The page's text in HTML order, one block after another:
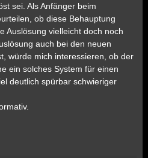
sei. Als Anfänger beim
ob diese Behauptung
Auslösung vielleicht doch noch
auch bei den neuen
würde mich interessieren, ob der
ein solches System für einen
deutlich spürbar schwieriger